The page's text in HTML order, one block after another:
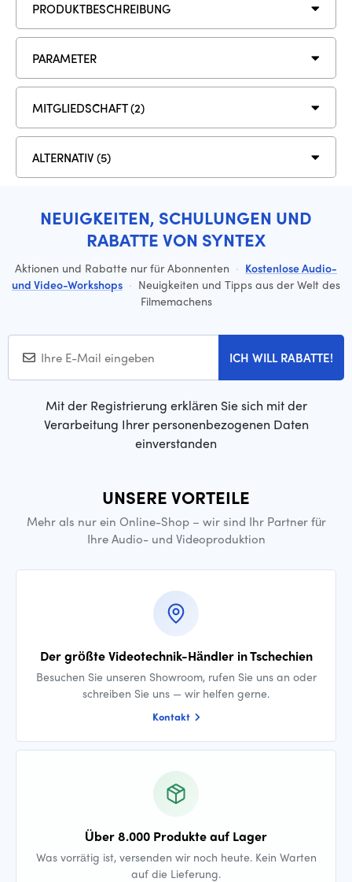
PRODUKTBESCHREIBUNG
PARAMETER
MITGLIEDSCHAFT (2)
ALTERNATIV (5)
NEUIGKEITEN, SCHULUNGEN UND
RABATTE VON SYNTEX
Aktionen und Rabatte nur für Abonnenten · Kostenlose Audio-
und Video-Workshops · Neuigkeiten und Tipps aus der Welt des
Filmemachens
ICH WILL RABATTE!
Mit der Registrierung erklären Sie sich mit der
Verarbeitung Ihrer personenbezogenen Daten
einverstanden
UNSERE VORTEILE
Mehr als nur ein Online-Shop – wir sind Ihr Partner für
Ihre Audio- und Videoproduktion
Der größte Videotechnik-Händler in Tschechien
Besuchen Sie unseren Showroom, rufen Sie uns an oder
schreiben Sie uns — wir helfen gerne.
Kontakt
Über 8.000 Produkte auf Lager
Was vorrätig ist, versenden wir noch heute. Kein Warten
auf die Lieferung.